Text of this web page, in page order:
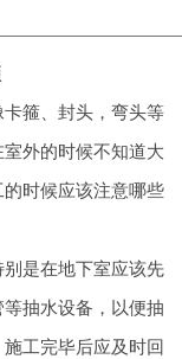
箍、封头，弯头等
外的时候不知道大
时候应该注意哪些
是在地下室应该先
抽水设备，以便抽
工完毕后应及时回